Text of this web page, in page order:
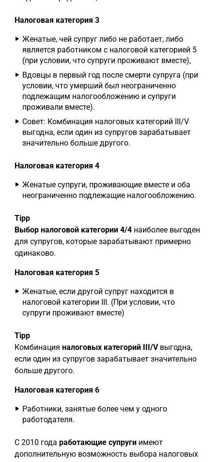
Налоговая категория 3
Женатые, чей супруг либо не работает, либо
является работником с налоговой категорией 5
(при условии, что супруги проживают вместе),
Вдовцы в первый год после смерти супруга (при
условии, что умерший был неограниченно
подлежащим налогообложению и супруги
проживали вместе).
Совет: Комбинация налоговых категорий III/V
выгодна, если один из супругов зарабатывает
значительно больше другого.
Налоговая категория 4
Женатые супруги, проживающие вместе и оба
неограниченно подлежащие налогообложению.
Tipp
Выбор налоговой категории 4/4 наиболее выгоден
для супругов, которые зарабатывают примерно
одинаково.
Налоговая категория 5
Женатые, если другой супруг находится в
налоговой категории III. (При условии, что
супруги проживают вместе)
Tipp
Комбинация налоговых категорий III/Vвыгодна,
если один из супругов зарабатывает значительно
больше другого.
Налоговая категория 6
Работники, занятые более чем у одного
работодателя.
С 2010 года работающие супруги имеют
дополнительную возможность выбора налоговых